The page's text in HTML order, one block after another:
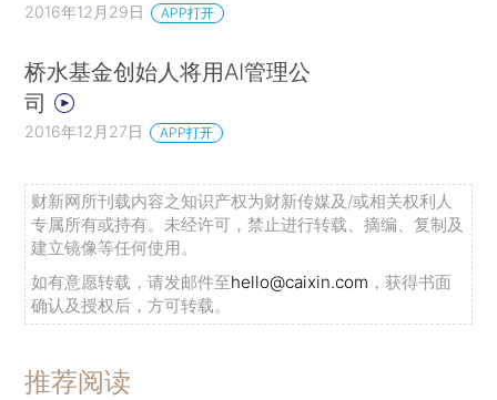
2016年12月29日 APP打开
桥水基金创始人将用AI管理公
司
2016年12月27日 APP打开
财新网所刊载内容之知识产权为财新传媒及/或相关权利人
专属所有或持有。未经许可，禁止进行转载、摘编、复制及
建立镜像等任何使用。
如有意愿转载，请发邮件至hello@caixin.com ，获得书面
确认及授权后，方可转载。
推荐阅读